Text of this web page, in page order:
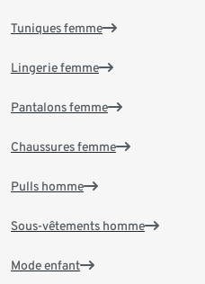
Tuniques femme
Lingerie femme
Pantalons femme
Chaussures femme
Pulls homme
Sous-vêtements homme
Mode enfant